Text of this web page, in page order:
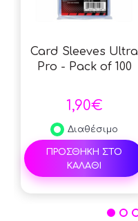
Card Sleeves Ultra
Pro - Pack of 100
1,90€
Διαθέσιμο
ΠΡΟΣΘΗΚΗ ΣΤΟ
ΚΑΛΑΘΙ